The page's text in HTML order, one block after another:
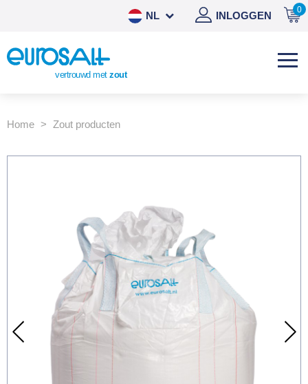
0
INLOGGEN
NL
vertrouwd metzout
Home Zout producten